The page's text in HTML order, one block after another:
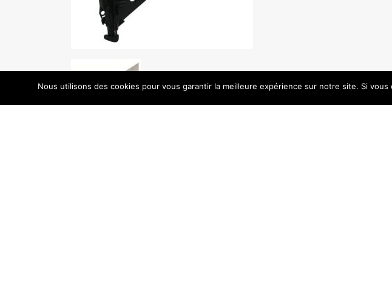
Nous utilisons des cookies pour vous garantir la meilleure expérience sur notre site. Si